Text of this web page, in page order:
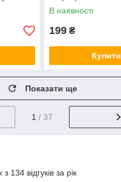
В наявності
199 ₴
Купити
Показати ще
1 / 37
134 відгуків за рік